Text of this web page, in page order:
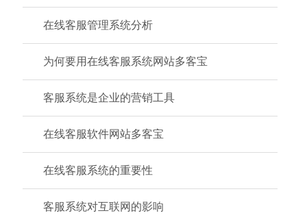
在线客服管理系统分析
为何要用在线客服系统网站多客宝
客服系统是企业的营销工具
在线客服软件网站多客宝
在线客服系统的重要性
客服系统对互联网的影响